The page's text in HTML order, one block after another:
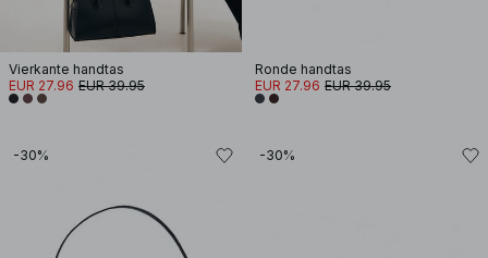
Vierkante handtas
EUR 27.96 EUR 39.95
Ronde handtas
EUR 27.96 EUR 39.95
-30% -30%